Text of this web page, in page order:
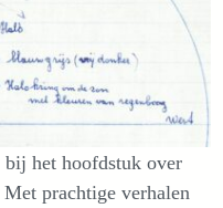
het hoofdstuk over
prachtige verhalen